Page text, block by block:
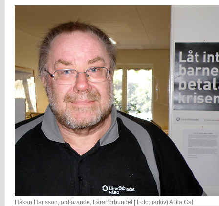
Håkan Hansson, ordförande, Lärarförbundet | Foto: (arkiv) Attila Gal